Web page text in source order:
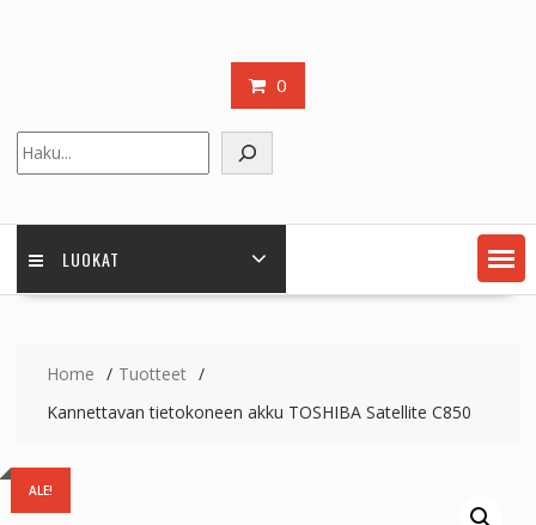
0
LUOKAT
Home
Tuotteet
Kannettavan tietokoneen akku TOSHIBA Satellite C850
ALE!